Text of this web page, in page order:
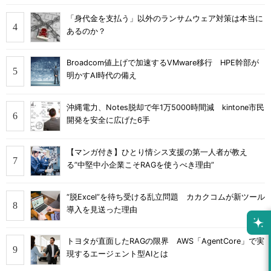
「身代金を支払う」以外のランサムウェア対策は本当に
あるのか？
Broadcom値上げで加速するVMware移行 HPE幹部が
明かすAI時代の備え
沖縄電力、Notes脱却で年1万5000時間減 kintone市民
開発を安全に広げた6手
【マンガ付き】ひとり情シス支援の第一人者が教え
る”中堅中小企業こそRAGを使うべき理由”
“脱Excel”を待ち受ける乱立問題 カカクコムが新ツール
導入を見送った理由
トヨタが直面したRAGの限界 AWS「AgentCore」で実
現するエージェント型AIとは